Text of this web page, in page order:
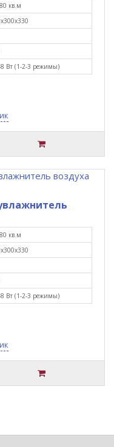
кв.м
Вт (1-2-3 режимы)
кв.м
Вт (1-2-3 режимы)